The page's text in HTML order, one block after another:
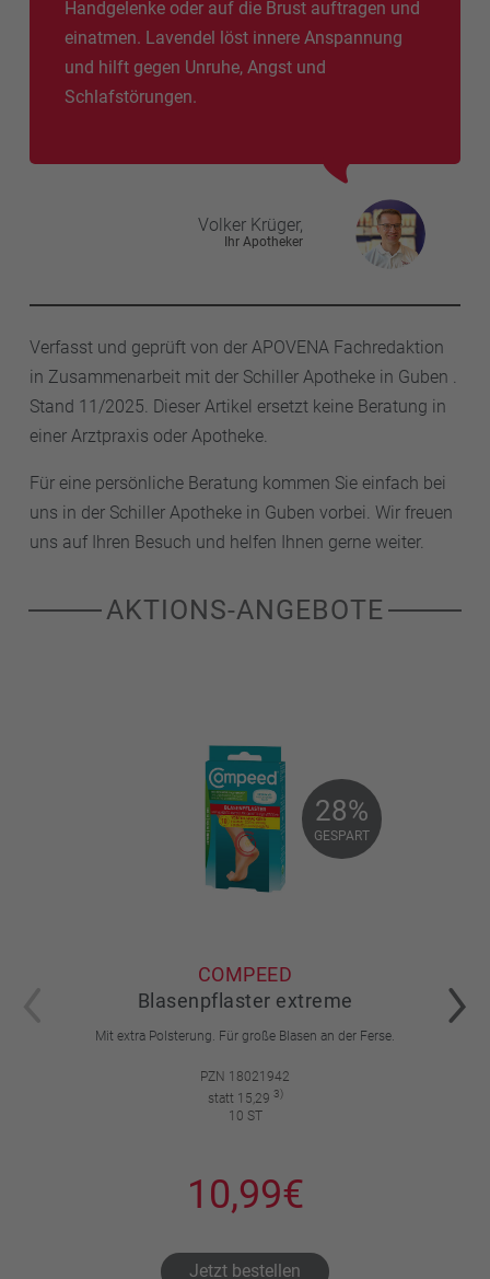
Handgelenke oder auf die Brust auftragen und
einatmen. Lavendel löst innere Anspannung
und hilft gegen Unruhe, Angst und
Schlafstörungen.
Volker Krüger,
Ihr Apotheker
Verfasst und geprüft von der APOVENA Fachredaktion
in Zusammenarbeit mit der Schiller Apotheke in Guben .
Stand 11/2025. Dieser Artikel ersetzt keine Beratung in
einer Arztpraxis oder Apotheke.
Für eine persönliche Beratung kommen Sie einfach bei
uns in der Schiller Apotheke in Guben vorbei. Wir freuen
uns auf Ihren Besuch und helfen Ihnen gerne weiter.
AKTIONS-ANGEBOTE
28%
GESPART
28%
GESPART
COMPEED
Blasenpflaster extreme
Mit extra Polsterung. Für große Blasen an der Ferse.
PZN 18021942
statt 15,29 3)
10 ST
10,99€
Jetzt bestellen